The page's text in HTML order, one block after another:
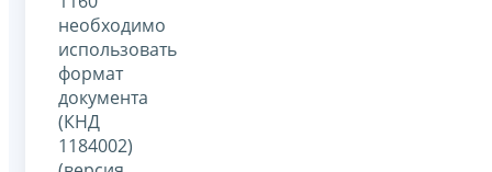
необходимо
использовать
формат
документа
(КНД
1184002)